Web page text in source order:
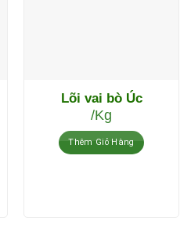
Lõi vai bò Úc
/Kg
Thêm Giỏ Hàng